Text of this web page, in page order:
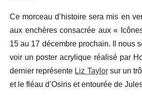
Ce morceau d’histoire sera mis en
aux enchères consacrée aux «
15 au 17 décembre prochain. Il nous
voir un poster acrylique réalisé par
dernier représente Liz Taylorsur un
et le fléau d’Osiris et entourée de